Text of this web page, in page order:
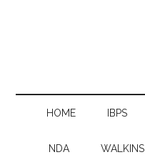
HOME IBPS
NDA WALKINS